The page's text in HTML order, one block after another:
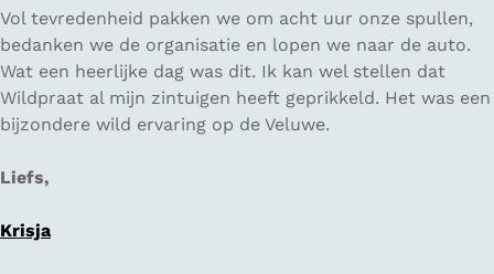
Vol tevredenheid pakken we om acht uur onze spullen,
bedanken we de organisatie en lopen we naar de auto.
Wat een heerlijke dag was dit. Ik kan wel stellen dat
Wildpraat al mijn zintuigen heeft geprikkeld. Het was een
bijzondere wild ervaring op de Veluwe.
Liefs,
Krisja